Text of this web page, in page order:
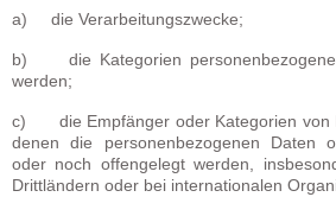
a) die Verarbeitungszwecke;
b) die Kategorien
werden;
c) die Empfänger oder Kategorien von
denen die personenbezogenen Daten
oder noch offengelegt werden,
Drittländern oder bei internationalen